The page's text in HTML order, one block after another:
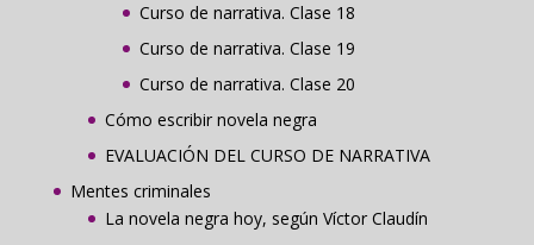
Curso de narrativa. Clase 18
Curso de narrativa. Clase 19
Curso de narrativa. Clase 20
Cómo escribir novela negra
EVALUACIÓN DEL CURSO DE NARRATIVA
Mentes criminales
La novela negra hoy, según Víctor Claudín